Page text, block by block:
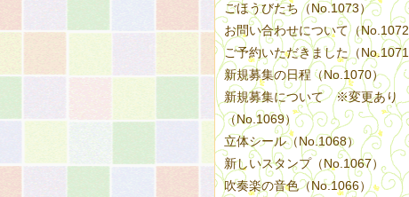
ごほうびたち（No.1073）
お問い合わせについて（
ご予約いただきました（
新規募集の日程（No.1070）
新規募集について ※変更あり
（No.1069）
立体シール（No.1068）
新しいスタンプ（No.1067）
吹奏楽の音色（No.1066）